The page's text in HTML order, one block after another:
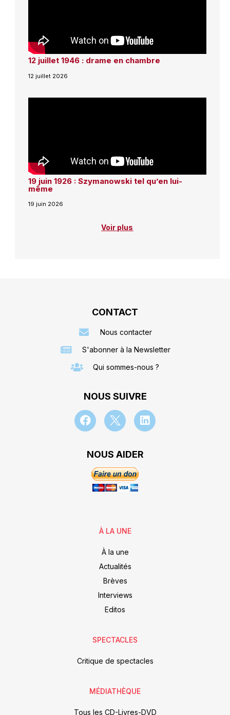
12 juillet 1946 : drame en chambre
12 juillet 2026
19 juin 1926 : Szymanowski tel qu’en lui-
même
19 juin 2026
Voir plus
CONTACT
Nous contacter
S'abonner à la Newsletter
Qui sommes-nous ?
NOUS SUIVRE
NOUS AIDER
À LA UNE
À la une
Actualités
Brèves
Interviews
Editos
SPECTACLES
Critique de spectacles
MÉDIATHÈQUE
Tous les CD-Livres-DVD